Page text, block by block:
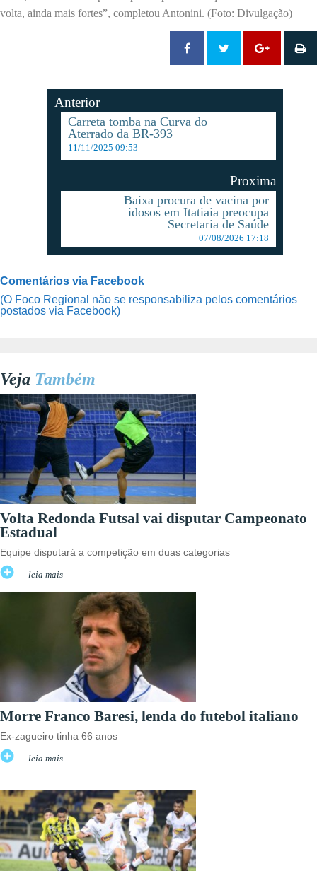
volta, ainda mais fortes”, completou Antonini. (Foto: Divulgação)
Anterior
Carreta tomba na Curva do
Aterrado da BR-393
11/11/2025 09:53
Proxima
Baixa procura de vacina por
idosos em Itatiaia preocupa
Secretaria de Saúde
07/08/2026 17:18
Comentários via Facebook
(O Foco Regional não se responsabiliza pelos comentários
postados via Facebook)
Veja Também
Volta Redonda Futsal vai disputar Campeonato
Estadual
Equipe disputará a competição em duas categorias
leia mais
Morre Franco Baresi, lenda do futebol italiano
Ex-zagueiro tinha 66 anos
leia mais